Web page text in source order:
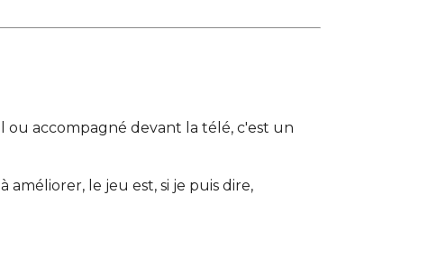
accompagné devant la télé, c'est un
améliorer, le jeu est, si je puis dire,